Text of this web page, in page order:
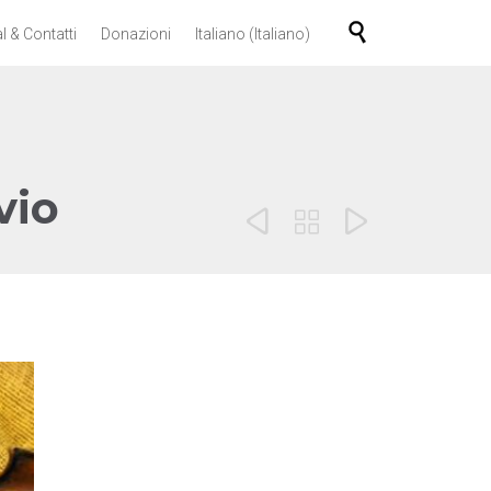
Skip
& Contatti Donazioni Italiano (Italiano) 
  